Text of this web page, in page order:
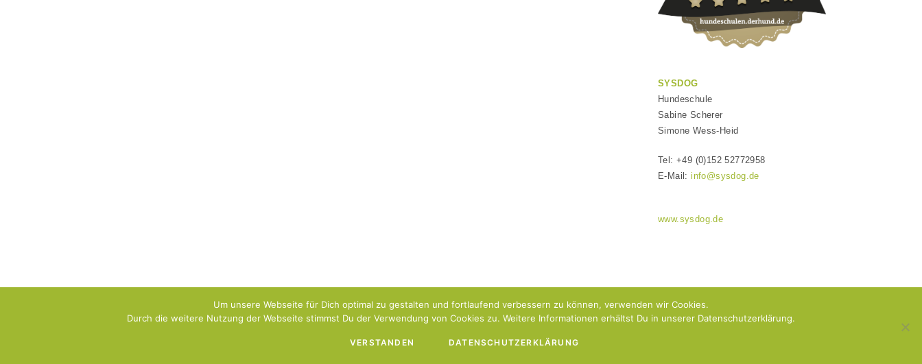
SYSDOG
Hundeschule
Sabine Scherer
Simone Wess-Heid
Tel: +49 (0)152 52772958
E-Mail:info@sysdog.de
www.sysdog.de
Impressum Datenschutzerklärung & AGB
Um unsere Webseite für Dich optimal zu gestalten und fortlaufend verbessern zu können, verwenden wir Cookies.
Durch die weitere Nutzung der Webseite stimmst Du der Verwendung von Cookies zu. Weitere Informationen erhältst Du in unserer Datenschutzerklärung.
VERSTANDEN DATENSCHUTZERKLÄRUNG